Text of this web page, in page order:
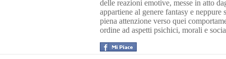
delle reazioni emotive, messe in atto
appartiene al genere fantasy e neppure
piena attenzione verso quei
ordine ad aspetti psichici, morali e